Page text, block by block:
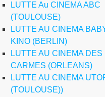
LUTTE Au CINEMA ABC
(TOULOUSE)
LUTTE AU CINEMA
KINO (BERLIN)
LUTTE AU CINEMA DES
CARMES (ORLEANS)
LUTTE AU CINEMA
(TOULOUSE))